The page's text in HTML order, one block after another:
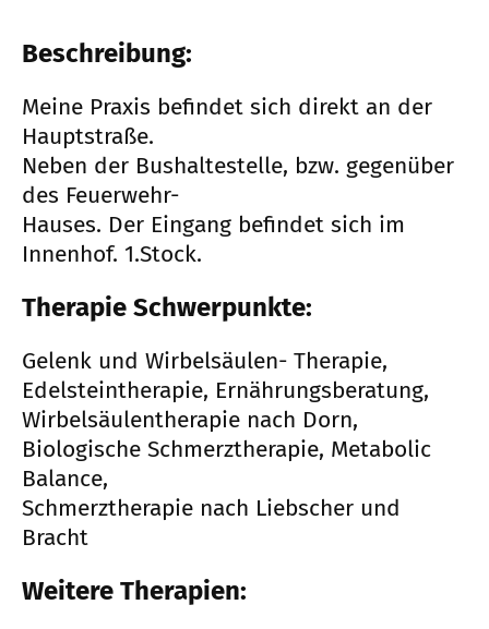
Beschreibung:
Meine Praxis befindet sich direkt an der
Hauptstraße.
Neben der Bushaltestelle, bzw. gegenüber
des Feuerwehr-
Hauses. Der Eingang befindet sich im
Innenhof. 1.Stock.
Therapie Schwerpunkte:
Gelenk und Wirbelsäulen- Therapie,
Edelsteintherapie, Ernährungsberatung,
Wirbelsäulentherapie nach Dorn,
Biologische Schmerztherapie, Metabolic
Balance,
Schmerztherapie nach Liebscher und
Bracht
Weitere Therapien: